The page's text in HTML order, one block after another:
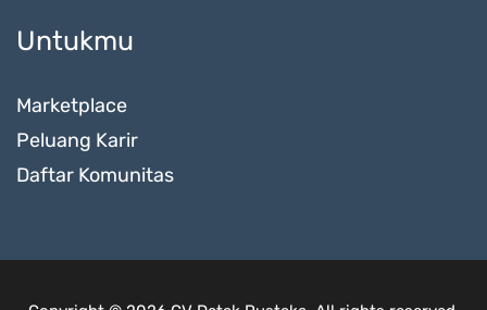
Untukmu
Marketplace
Peluang Karir
Daftar Komunitas